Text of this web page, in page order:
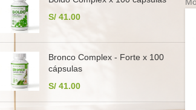
S/ 41.00
Bronco Complex - Forte x 100
cápsulas
S/ 41.00